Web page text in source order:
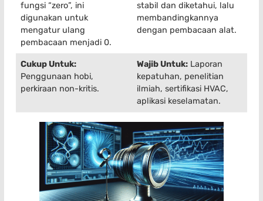
fungsi “zero”, ini
digunakan untuk
mengatur ulang
pembacaan menjadi 0.
stabil dan diketahui, lalu
membandingkannya
dengan pembacaan alat.
Cukup Untuk:
Penggunaan hobi,
perkiraan non-kritis.
Wajib Untuk: Laporan
kepatuhan, penelitian
ilmiah, sertifikasi HVAC,
aplikasi keselamatan.